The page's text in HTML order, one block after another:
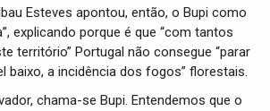
Esteves apontou, então, o Bupi como
explicando porque é que “com tantos
território” Portugal não consegue “parar
baixo, a incidência dos fogos” florestais.
chama-se Bupi. Entendemos que o